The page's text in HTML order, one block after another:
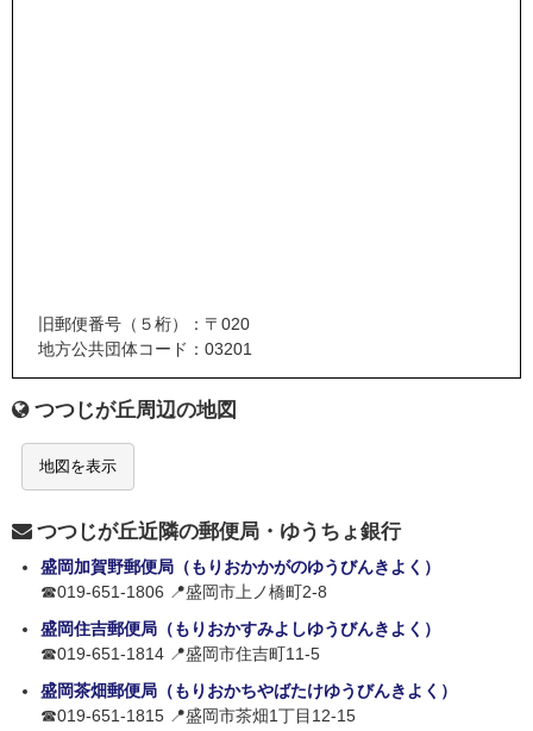
旧郵便番号（５桁）：〒020
地方公共団体コード：03201
つつじが丘周辺の地図
地図を表示
つつじが丘近隣の郵便局・ゆうちょ銀行
盛岡加賀野郵便局（もりおかかがのゆうびんきよく）
☎019-651-1806 📍盛岡市上ノ橋町2-8
盛岡住吉郵便局（もりおかすみよしゆうびんきよく）
☎019-651-1814 📍盛岡市住吉町11-5
盛岡茶畑郵便局（もりおかちやばたけゆうびんきよく）
☎019-651-1815 📍盛岡市茶畑1丁目12-15